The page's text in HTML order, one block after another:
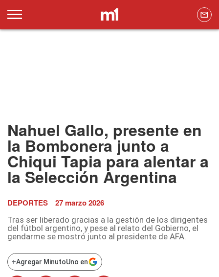
Nahuel Gallo, presente en
la Bombonera junto a
Chiqui Tapia para alentar a
la Selección Argentina
DEPORTES 27 marzo 2026
Tras ser liberado gracias a la gestión de los dirigentes
del fútbol argentino, y pese al relato del Gobierno, el
gendarme se mostró junto al presidente de AFA.
+Agregar MinutoUno en